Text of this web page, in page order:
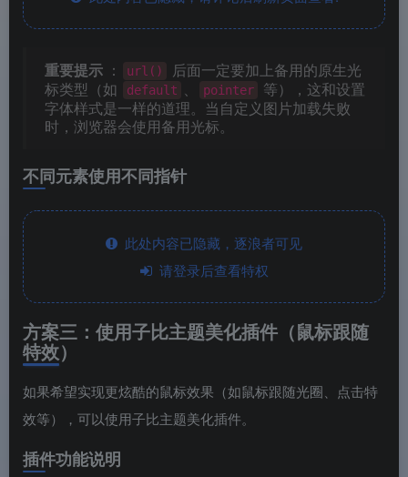
重要提示 ： url()
后面一定要加上备用的原生光
标类型（如
default 、 pointer
等），这和设置
字体样式是一样的道理。当自定义图片加载失败
时，浏览器会使用备用光标。
不同元素使用不同指针
此处内容已隐藏，逐浪者可见
请登录后查看特权
方案三：使用子比主题美化插件（鼠标跟随
特效）
如果希望实现更炫酷的鼠标效果（如鼠标跟随光圈、点击特
效等），可以使用子比主题美化插件。
插件功能说明